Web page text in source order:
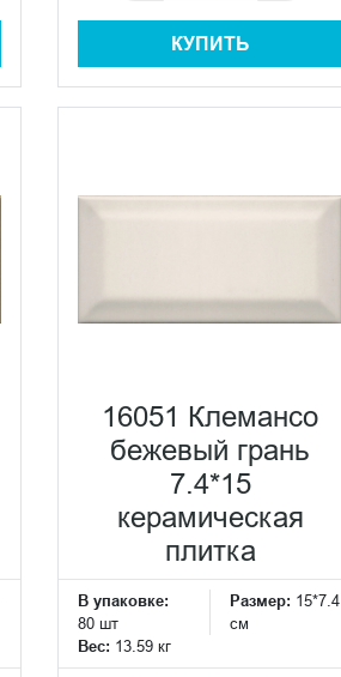
КУПИТЬ
16051 Клемансо
бежевый грань
7.4*15
керамическая
плитка
В упаковке:
80 шт
Размер: 15*7.4
см
Вес: 13.59 кг